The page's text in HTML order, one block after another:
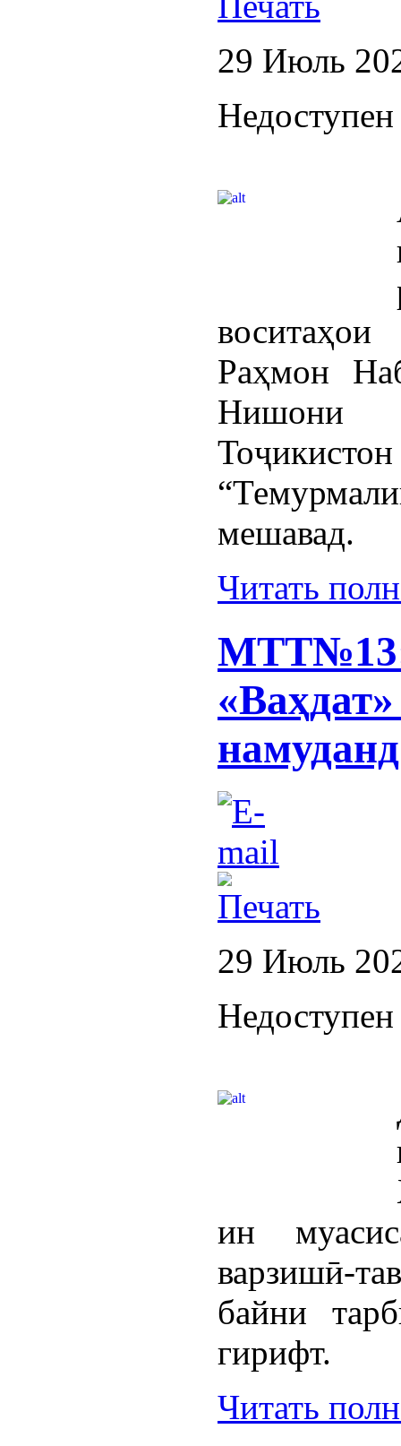
29 Июль
Раҳмон
Нишони
мешавад.
Читать
МТТ№13:
намуданд
29 Июль
ин
варзишӣ-
байни
гирифт.
Читать